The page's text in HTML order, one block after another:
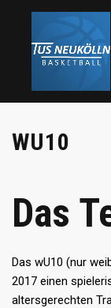
WU10
Das
Das wU10 (nur
2017 einen
altersgerechten